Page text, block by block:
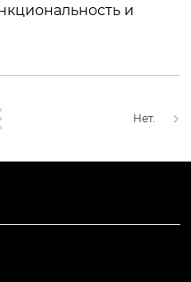
и
Нет.